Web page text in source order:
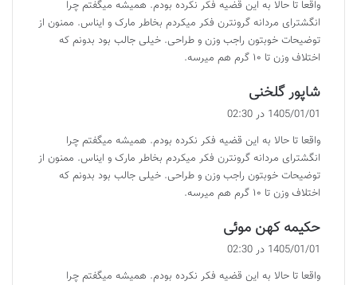
:
واقعا تا حالا به این قضیه فکر نکرده بودم. همیشه میگفتم چرا
انگشترای مردانه گرونترن فکر میکردم بخاطر مارک و ایناس. ممنون از
توضیحات خوبتون راجب وزن و طراحی. خیلی جالب بود بدونم که
اختلاف وزن تا ۱۰ گرم هم میرسه.
شاپور گلخنی
ف
:
1405/01/01 در 02:30
واقعا تا حالا به این قضیه فکر نکرده بودم. همیشه میگفتم چرا
انگشترای مردانه گرونترن فکر میکردم بخاطر مارک و ایناس. ممنون از
توضیحات خوبتون راجب وزن و طراحی. خیلی جالب بود بدونم که
اختلاف وزن تا ۱۰ گرم هم میرسه.
حکیمه کهن موئی
:
1405/01/01 در 02:30
واقعا تا حالا به این قضیه فکر نکرده بودم. همیشه میگفتم چرا